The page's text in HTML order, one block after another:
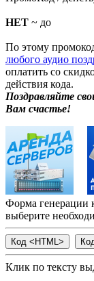
НЕТ ~ до
По этому
любого аудио
оплатить со
действия кода.
Поздравляйте
Вам счастье!
Форма генерации
выберите
Клик по тексту